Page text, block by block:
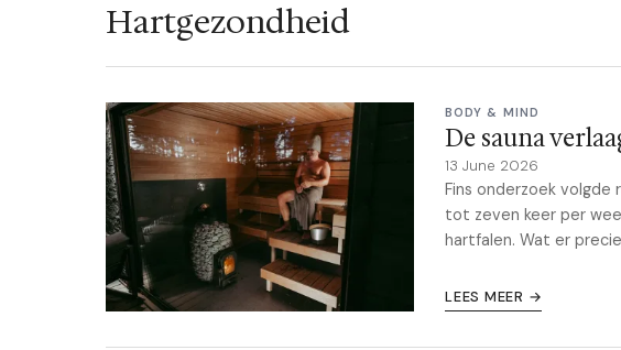
Hartgezondheid
BODY & MIND
De sauna
13 June 2026
Fins onderzoek volgde
tot zeven keer per
hartfalen. Wat er
LEES MEER →